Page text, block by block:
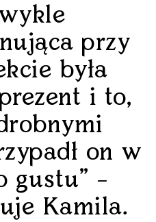
przy
była
i to,
on w
gustu” –
Kamila.